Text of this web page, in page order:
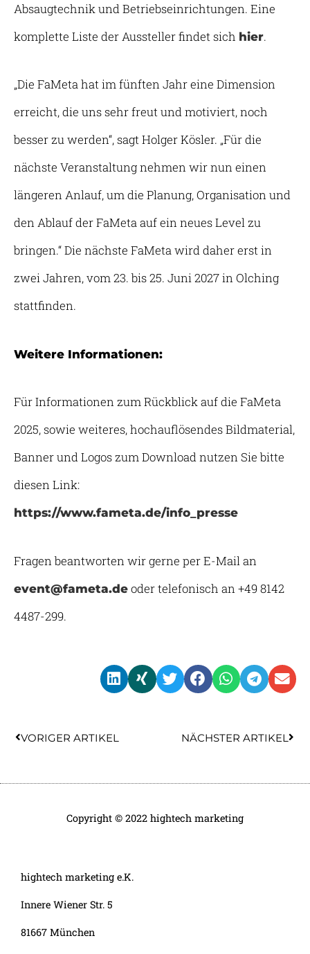
Absaugtechnik und Betriebseinrichtungen. Eine
komplette Liste der Aussteller findet sich hier.
„Die FaMeta hat im fünften Jahr eine Dimension
erreicht, die uns sehr freut und motiviert, noch
besser zu werden“, sagt Holger Kösler. „Für die
nächste Veranstaltung nehmen wir nun einen
längeren Anlauf, um die Planung, Organisation und
den Ablauf der FaMeta auf ein neues Level zu
bringen.“ Die nächste FaMeta wird daher erst in
zwei Jahren, vom 23. bis 25. Juni 2027 in Olching
stattfinden.
Weitere Informationen:
Für Informationen zum Rückblick auf die FaMeta
2025, sowie weiteres, hochauflösendes Bildmaterial,
Banner und Logos zum Download nutzen Sie bitte
diesen Link:
https://www.fameta.de/info_presse
Fragen beantworten wir gerne per E-Mail an
event@fameta.de oder telefonisch an +49 8142
4487-299.
VORIGER ARTIKEL NÄCHSTER ARTIKEL
Copyright © 2022 hightech marketing
hightech marketing e.K.
Innere Wiener Str. 5
81667 München